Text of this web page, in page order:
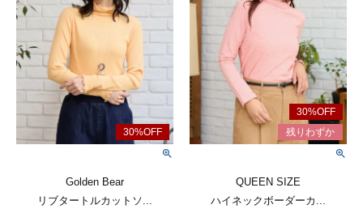
Golden Bear
リブタートルカットソ...
QUEEN SIZE
ハイネックボーダーカ...